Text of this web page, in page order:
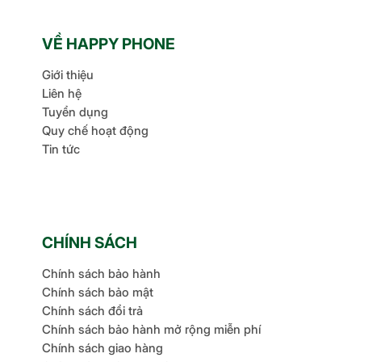
VỀ HAPPY PHONE
Giới thiệu
Liên hệ
Tuyển dụng
Quy chế hoạt động
Tin tức
CHÍNH SÁCH
Chính sách bảo hành
Chính sách bảo mật
Chính sách đổi trả
Chính sách bảo hành mở rộng miễn phí
Chính sách giao hàng